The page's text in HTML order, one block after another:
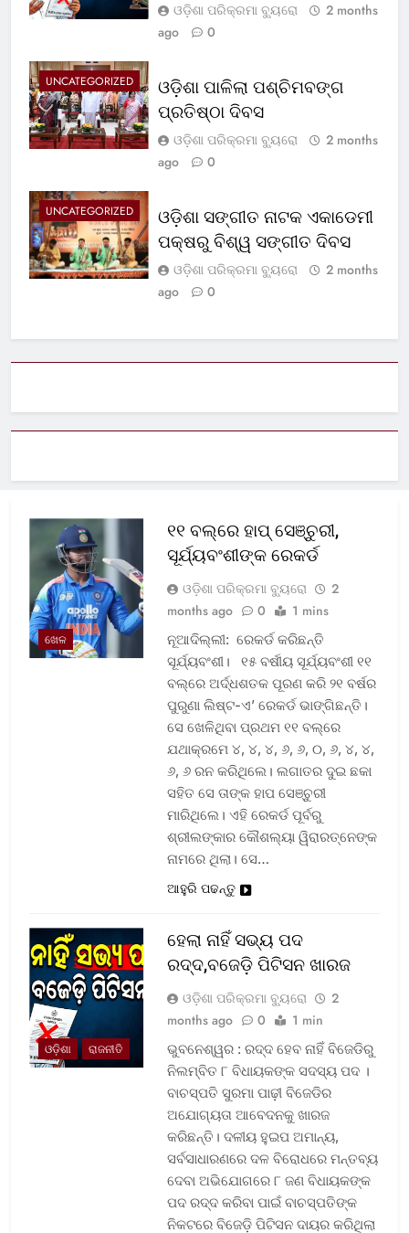
ଓଡ଼ିଶା ପରିକ୍ରମା ବ୍ୟୁରୋ
2 months
ago
0
UNCATEGORIZED
ଓଡ଼ିଶା ପାଳିଲା ପଶ୍ଚିମବଙ୍ଗ
ପ୍ରତିଷ୍ଠା ଦିବସ
ଓଡ଼ିଶା ପରିକ୍ରମା ବ୍ୟୁରୋ
2 months
ago
0
UNCATEGORIZED
ଓଡ଼ିଶା ସଙ୍ଗୀତ ନାଟକ ଏକାଡେମୀ
ପକ୍ଷରୁ ବିଶ୍ୱ ସଙ୍ଗୀତ ଦିବସ
ଓଡ଼ିଶା ପରିକ୍ରମା ବ୍ୟୁରୋ
2 months
ago
0
ଖେଳ
୧୧ ବଲ୍‌ରେ ହାପ୍ ସେଞ୍ଚୁରୀ,
ସୂର୍ଯ୍ୟବଂଶୀଙ୍କ ରେକର୍ଡ
ଓଡ଼ିଶା ପରିକ୍ରମା ବ୍ୟୁରୋ
2
months ago
0 1 mins
ନୂଆଦିଲ୍ଲୀ: ରେକର୍ଡ କରିଛନ୍ତି
ସୂର୍ଯ୍ୟବଂଶୀ। ୧୫ ବର୍ଷୀୟ ସୂର୍ଯ୍ୟବଂଶୀ ୧୧
ବଲ୍‌ରେ ଅର୍ଦ୍ଧଶତକ ପୂରଣ କରି ୨୧ ବର୍ଷର
ପୁରୁଣା ଲିଷ୍ଟ-ଏ’ ରେକର୍ଡ ଭାଙ୍ଗିଛନ୍ତି।
ସେ ଖେଳିଥିବା ପ୍ରଥମ ୧୧ ବଲ୍‌ରେ
ଯଥାକ୍ରମେ ୪, ୪, ୪, ୬, ୬, ୦, ୬, ୪, ୪,
୬, ୬ ରନ କରିଥିଲେ। ଲଗାତର ଦୁଇ ଛକା
ସହିତ ସେ ତାଙ୍କ ହାପ ସେଞ୍ଚୁରୀ
ମାରିଥିଲେ। ଏହି ରେକର୍ଡ ପୂର୍ବରୁ
ଶ୍ରୀଲଙ୍କାର କୌଶଲ୍ୟା ୱିରାରତ୍ନେଙ୍କ
ନାମରେ ଥିଲା। ସେ…
ଆହୁରି ପଢନ୍ତୁ
ଓଡ଼ିଶା ରାଜନୀତି
ହେଲା ନାହିଁ ସଭ୍ୟ ପଦ
ରଦ୍ଦ,ବଜେଡ଼ି ପିଟିସନ ଖାରଜ
ଓଡ଼ିଶା ପରିକ୍ରମା ବ୍ୟୁରୋ
2
months ago
0 1 min
ଭୁବନେଶ୍ୱର : ରଦ୍ଦ ହେବ ନାହିଁ ବିଜେଡିରୁ
ନିଲମ୍ବିତ ୮ ବିଧାୟକଙ୍କ ସଦସ୍ୟ ପଦ ।
ବାଚସ୍ପତି ସୁରମା ପାଢ଼ୀ ବିଜେଡିର
ଅଯୋଗ୍ୟତା ଆବେଦନକୁ ଖାରଜ
କରିଛନ୍ତି। ଦଳୀୟ ହୁଇପ ଅମାନ୍ୟ,
ସର୍ବସାଧାରଣରେ ଦଳ ବିରୋଧରେ ମନ୍ତବ୍ୟ
ଦେବା ଅଭିଯୋଗରେ ୮ ଜଣ ବିଧାୟକଙ୍କ
ପଦ ରଦ୍ଦ କରିବା ପାଇଁ ବାଚସ୍ପତିଙ୍କ
ନିକଟରେ ବିଜେଡ଼ି ପିଟିସନ ଦାୟର କରିଥିଲା